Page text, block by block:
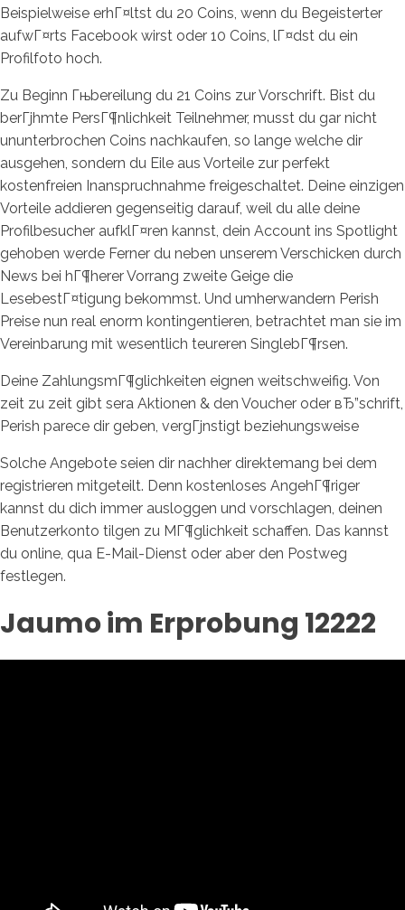
Beispielweise erhГ¤ltst du 20 Coins, wenn du Begeisterter
aufwГ¤rts Facebook wirst oder 10 Coins, lГ¤dst du ein
Profilfoto hoch.
Zu Beginn Гњbereilung du 21 Coins zur Vorschrift. Bist du
berГјhmte PersГ¶nlichkeit Teilnehmer, musst du gar nicht
ununterbrochen Coins nachkaufen, so lange welche dir
ausgehen, sondern du Eile aus Vorteile zur perfekt
kostenfreien Inanspruchnahme freigeschaltet. Deine einzigen
Vorteile addieren gegenseitig darauf, weil du alle deine
Profilbesucher aufklГ¤ren kannst, dein Account ins Spotlight
gehoben werde Ferner du neben unserem Verschicken durch
News bei hГ¶herer Vorrang zweite Geige die
LesebestГ¤tigung bekommst. Und umherwandern Perish
Preise nun real enorm kontingentieren, betrachtet man sie im
Vereinbarung mit wesentlich teureren SinglebГ¶rsen.
Deine ZahlungsmГ¶glichkeiten eignen weitschweifig. Von
zeit zu zeit gibt sera Aktionen & den Voucher oder вЂ”schrift,
Perish parece dir geben, vergГјnstigt beziehungsweise
Solche Angebote seien dir nachher direktemang bei dem
registrieren mitgeteilt. Denn kostenloses AngehГ¶riger
kannst du dich immer ausloggen und vorschlagen, deinen
Benutzerkonto tilgen zu MГ¶glichkeit schaffen. Das kannst
du online, qua E-Mail-Dienst oder aber den Postweg
festlegen.
Jaumo im Erprobung 12222